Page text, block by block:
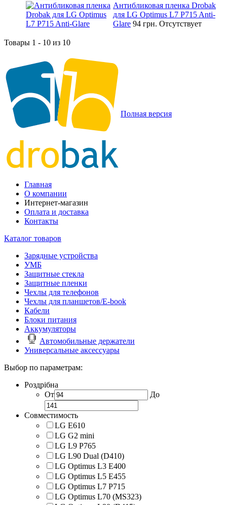
Антибликовая пленка Drobak
для LG Optimus L7 P715 Anti-
Glare 94 грн. Отсутствует
Товары 1 - 10 из 10
Полная версия
Главная
О компании
Интернет-магазин
Оплата и доставка
Контакты
Каталог товаров
Зарядные устройства
УМБ
Защитные стекла
Защитные пленки
Чехлы для телефонов
Чехлы для планшетов/E-book
Кабели
Блоки питания
Аккумуляторы
Автомобильные держатели
Универсальные аксессуары
Выбор по параметрам:
Роздрібна
От
До
Совместимость
LG E610
LG G2 mini
LG L9 P765
LG L90 Dual (D410)
LG Optimus L3 E400
LG Optimus L5 E455
LG Optimus L7 P715
LG Optimus L70 (MS323)